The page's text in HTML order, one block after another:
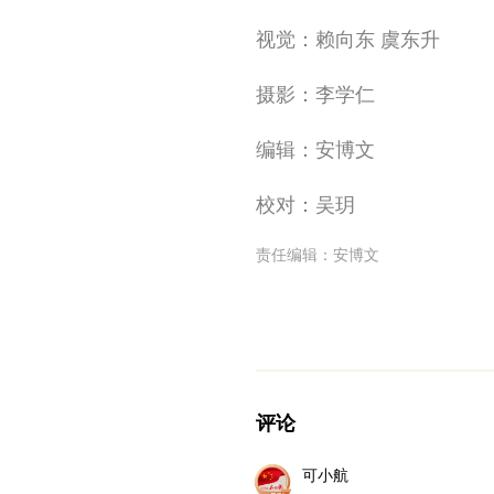
视觉：赖向东 虞东升
摄影：李学仁
编辑：安博文
校对：吴玥
责任编辑： 安博文
评论
可小航